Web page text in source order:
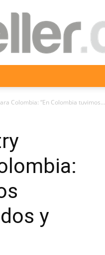
ITseller
Colombia
Colombia: “En Colombia tuvimos...
y